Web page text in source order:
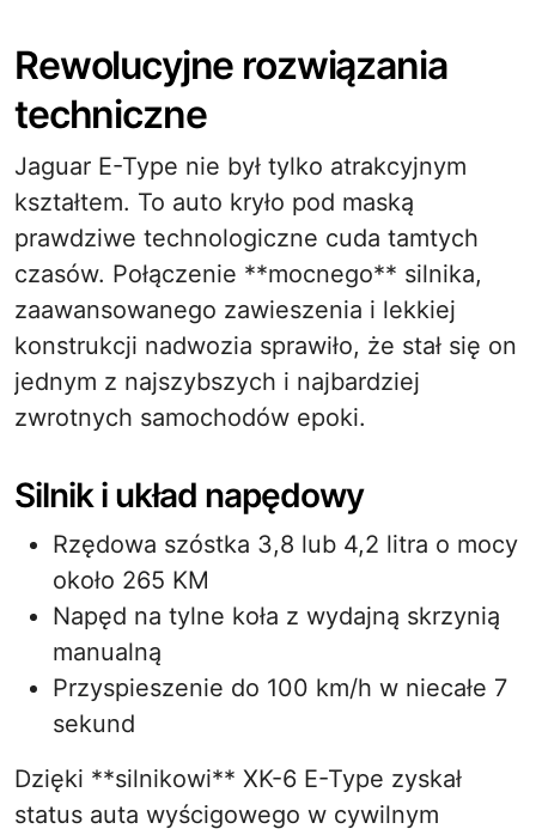
Rewolucyjne rozwiązania
techniczne
Jaguar E-Type nie był tylko atrakcyjnym
kształtem. To auto kryło pod maską
prawdziwe technologiczne cuda tamtych
czasów. Połączenie **mocnego** silnika,
zaawansowanego zawieszenia i lekkiej
konstrukcji nadwozia sprawiło, że stał się on
jednym z najszybszych i najbardziej
zwrotnych samochodów epoki.
Silnik i układ napędowy
Rzędowa szóstka 3,8 lub 4,2 litra o mocy
około 265 KM
Napęd na tylne koła z wydajną skrzynią
manualną
Przyspieszenie do 100 km/h w niecałe 7
sekund
Dzięki **silnikowi** XK-6 E-Type zyskał
status auta wyścigowego w cywilnym